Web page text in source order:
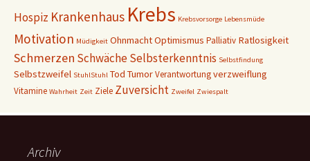
Hospiz Krankenhaus Krebs Krebsvorsorge Lebensmüde
Motivation Müdigkeit OhnmachtOptimismus Palliativ Ratlosigkeit
Schmerzen SchwächeSelbsterkenntnis Selbstfindung
Selbstzweifel StuhlStuhl Tod TumorVerantwortungverzweiflung
Vitamine Wahrheit Zeit Ziele Zuversicht Zweifel Zwiespalt
Archiv